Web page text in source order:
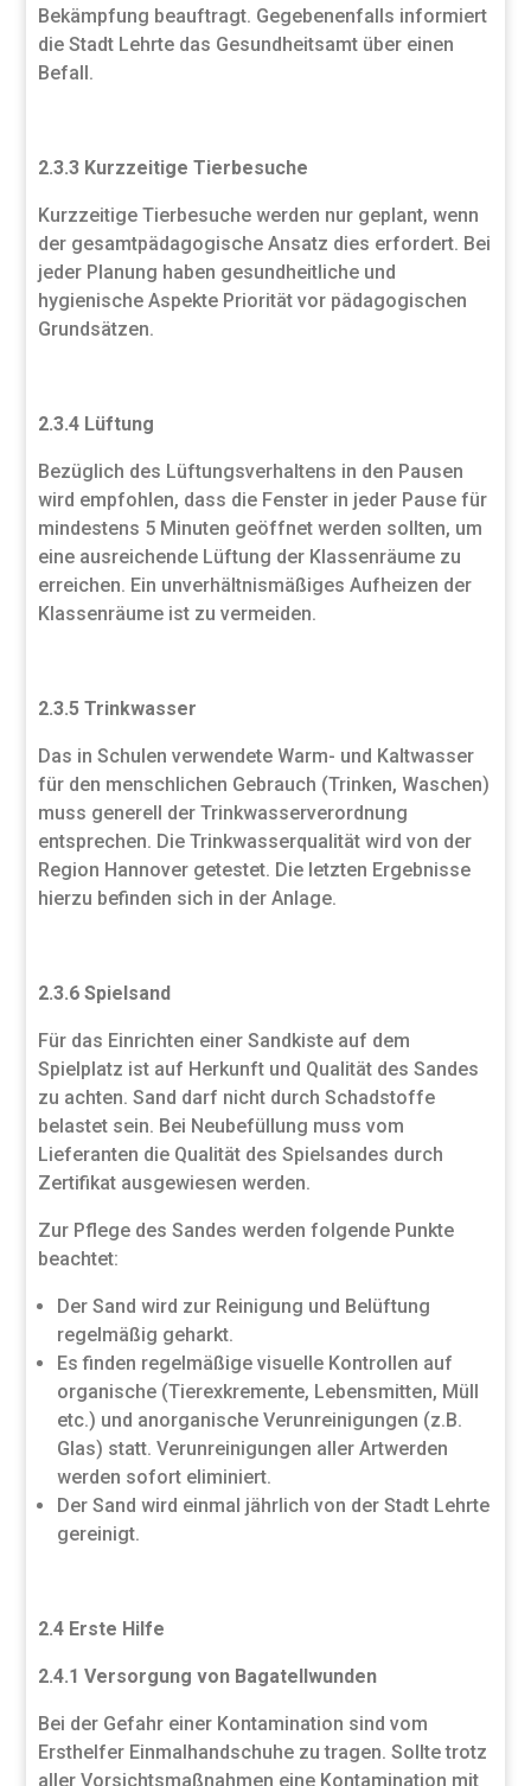
Bekämpfung beauftragt. Gegebenenfalls informiert
die Stadt Lehrte das Gesundheitsamt über einen
Befall.
2.3.3 Kurzzeitige Tierbesuche
Kurzzeitige Tierbesuche werden nur geplant, wenn
der gesamtpädagogische Ansatz dies erfordert. Bei
jeder Planung haben gesundheitliche und
hygienische Aspekte Priorität vor pädagogischen
Grundsätzen.
2.3.4 Lüftung
Bezüglich des Lüftungsverhaltens in den Pausen
wird empfohlen, dass die Fenster in jeder Pause für
mindestens 5 Minuten geöffnet werden sollten, um
eine ausreichende Lüftung der Klassenräume zu
erreichen. Ein unverhältnismäßiges Aufheizen der
Klassenräume ist zu vermeiden.
2.3.5 Trinkwasser
Das in Schulen verwendete Warm- und Kaltwasser
für den menschlichen Gebrauch (Trinken, Waschen)
muss generell der Trinkwasserverordnung
entsprechen. Die Trinkwasserqualität wird von der
Region Hannover getestet. Die letzten Ergebnisse
hierzu befinden sich in der Anlage.
2.3.6 Spielsand
Für das Einrichten einer Sandkiste auf dem
Spielplatz ist auf Herkunft und Qualität des Sandes
zu achten. Sand darf nicht durch Schadstoffe
belastet sein. Bei Neubefüllung muss vom
Lieferanten die Qualität des Spielsandes durch
Zertifikat ausgewiesen werden.
Zur Pflege des Sandes werden folgende Punkte
beachtet:
Der Sand wird zur Reinigung und Belüftung
regelmäßig geharkt.
Es finden regelmäßige visuelle Kontrollen auf
organische (Tierexkremente, Lebensmitten, Müll
etc.) und anorganische Verunreinigungen (z.B.
Glas) statt. Verunreinigungen aller Artwerden
werden sofort eliminiert.
Der Sand wird einmal jährlich von der Stadt Lehrte
gereinigt.
2.4 Erste Hilfe
2.4.1 Versorgung von Bagatellwunden
Bei der Gefahr einer Kontamination sind vom
Ersthelfer Einmalhandschuhe zu tragen. Sollte trotz
aller Vorsichtsmaßnahmen eine Kontamination mit